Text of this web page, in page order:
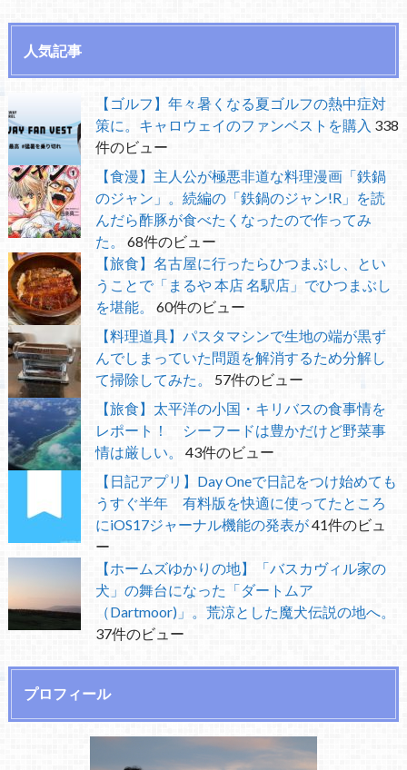
人気記事
【ゴルフ】年々暑くなる夏ゴルフの熱中症対
策に。キャロウェイのファンベストを購入 338
件のビュー
【食漫】主人公が極悪非道な料理漫画「鉄鍋
のジャン」。続編の「鉄鍋のジャン!R」を読
んだら酢豚が食べたくなったので作ってみ
た。
68件のビュー
【旅食】名古屋に行ったらひつまぶし、とい
うことで「まるや 本店 名駅店」でひつまぶし
を堪能。
60件のビュー
【料理道具】パスタマシンで生地の端が黒ず
んでしまっていた問題を解消するため分解し
て掃除してみた。
57件のビュー
【旅食】太平洋の小国・キリバスの食事情を
レポート！ シーフードは豊かだけど野菜事
情は厳しい。
43件のビュー
【日記アプリ】Day Oneで日記をつけ始めても
うすぐ半年 有料版を快適に使ってたところ
にiOS17ジャーナル機能の発表が41件のビュ
ー
【ホームズゆかりの地】「バスカヴィル家の
犬」の舞台になった「ダートムア
（Dartmoor)」。荒涼とした魔犬伝説の地へ。
37件のビュー
プロフィール